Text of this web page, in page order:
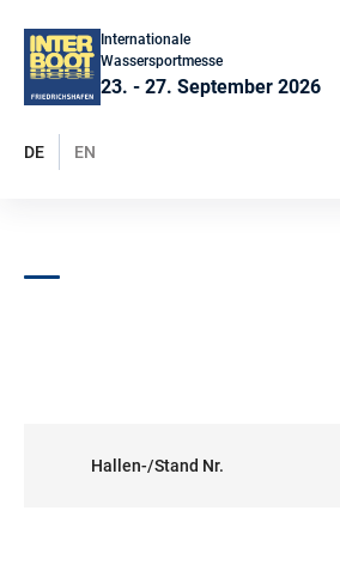
Internationale
Wassersportmesse
23. - 27. September 2026
DE EN
Hallen-/Stand Nr.